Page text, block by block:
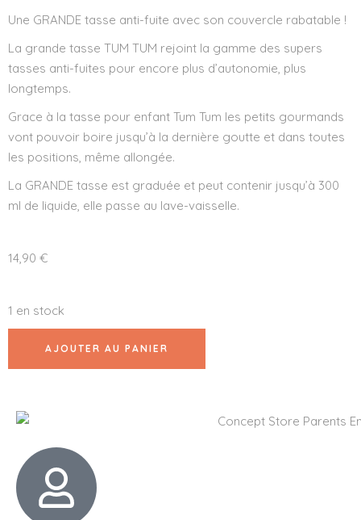
Une GRANDE tasse anti-fuite avec son couvercle rabatable !
La grande tasse TUM TUM rejoint la gamme des supers
tasses anti-fuites pour encore plus d’autonomie, plus
longtemps.
Grace à la tasse pour enfant Tum Tum les petits gourmands
vont pouvoir boire jusqu’à la dernière goutte et dans toutes
les positions, même allongée.
La GRANDE tasse est graduée et peut contenir jusqu’à 300
ml de liquide, elle passe au lave-vaisselle.
14,90 €
1 en stock
AJOUTER AU PANIER